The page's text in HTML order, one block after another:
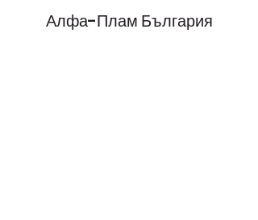
Алфа-Плам България